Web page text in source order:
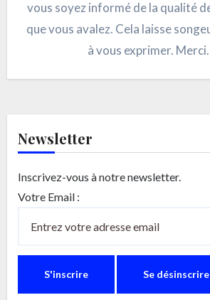
vous soyez informé de la qualité
que vous avalez. Cela laisse
à vous exprimer.
Newsletter
Inscrivez-vous à notre newsletter.
Votre Email :